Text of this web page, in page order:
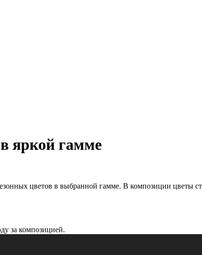
яркой гамме
цветов в выбранной гамме. В композиции цветы
за композицией.